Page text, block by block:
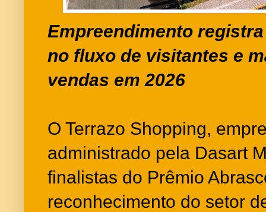
Empreendimento
no fluxo de visitantes e
vendas em 2026
O Terrazo Shopping,
administrado pela Dasart
finalistas do Prêmio
reconhecimento do setor